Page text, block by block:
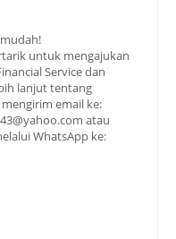
untuk mengajukan
Service dan
lanjut tentang
email ke:
atau
WhatsApp ke: